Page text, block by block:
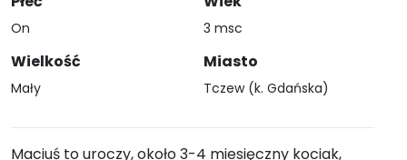
On
Wielkość
Mały
3 msc
Miasto
Tczew (k. Gdańska)
Maciuś to uroczy, około 3-4 miesięczny kociak,